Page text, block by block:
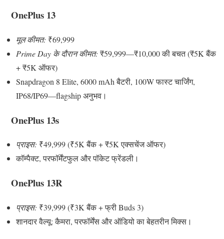
OnePlus 13
मूल कीमत: ₹69,999
Prime Day के दौरान कीमत: ₹59,999—₹10,000 की बचत (₹5K बैंक
+ ₹5K ऑफर)
Snapdragon 8 Elite, 6000 mAh बैटरी, 100W फास्ट चार्जिंग,
IP68/IP69—flagship अनुभव।
OnePlus 13s
प्राइस: ₹49,999 (₹5K बैंक + ₹5K एक्सचेंज ऑफर)
कॉम्पैक्ट, परफॉर्मेंटफुल और पॉकेट फ्रेंडली।
OnePlus 13R
प्राइस: ₹39,999 (₹3K बैंक + फ्री Buds 3)
शानदार वैल्यू: कैमरा, परफॉर्मेंस और ऑडियो का बेहतरीन मिक्स।